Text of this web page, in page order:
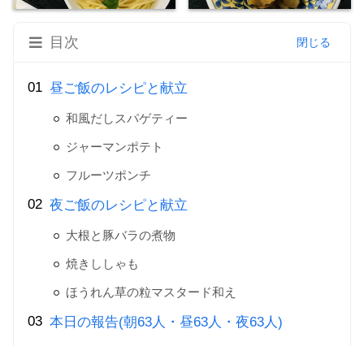
目次
昼ご飯のレシピと献立
和風だしスパゲティー
ジャーマンポテト
フルーツポンチ
夜ご飯のレシピと献立
大根と豚バラの煮物
焼きししゃも
ほうれん草の粒マスタード和え
本日の報告(朝63人・昼63人・夜63人)